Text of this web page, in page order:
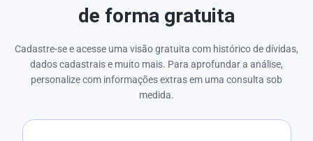
de forma gratuita
Cadastre-se e acesse uma visão gratuita com histórico de dívidas,
dados cadastrais e muito mais. Para aprofundar a análise,
personalize com informações extras em uma consulta sob
medida.